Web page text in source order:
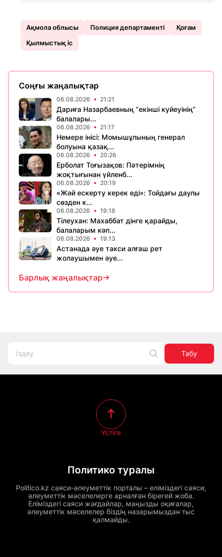
Ақмола облысы Полиция департаменті
Қоғам
Қылмыстық іс
Соңғы жаңалықтар
06.08.2026 21:21
Дариға Назарбаевның “екінші куйеуінің”
балалары...
06.08.2026 21:17
Немере інісі: Момышұлының генерал
болуына қазақ...
06.08.2026 20:26
Ерболат Тоғызақов: Пәтерімнің
жоқтығынан үйленб...
06.08.2026 20:19
«Жәй ескерту керек еді»: Тойдағы даулы
сөзден к...
06.08.2026 19:18
Тілеухан: Махаббат дінге қарайды,
балаларым кәп...
06.08.2026 19:13
Астанада әуе такси алғаш рет
жолаушымен әуе...
Барлық жаңалықтар
Табу
Политико туралы
Politico.kz саяси-әлеуметтік порталы – еліміздегі саяси,
әлеуметтік мәселелерге арналған бірегей жоба.
Еліміздегі саяси жағдайлар, маңызды оқиғалар,
әлеуметтік мәселелер біздің назарымыздан тыс
қалмайды.
Үстіге